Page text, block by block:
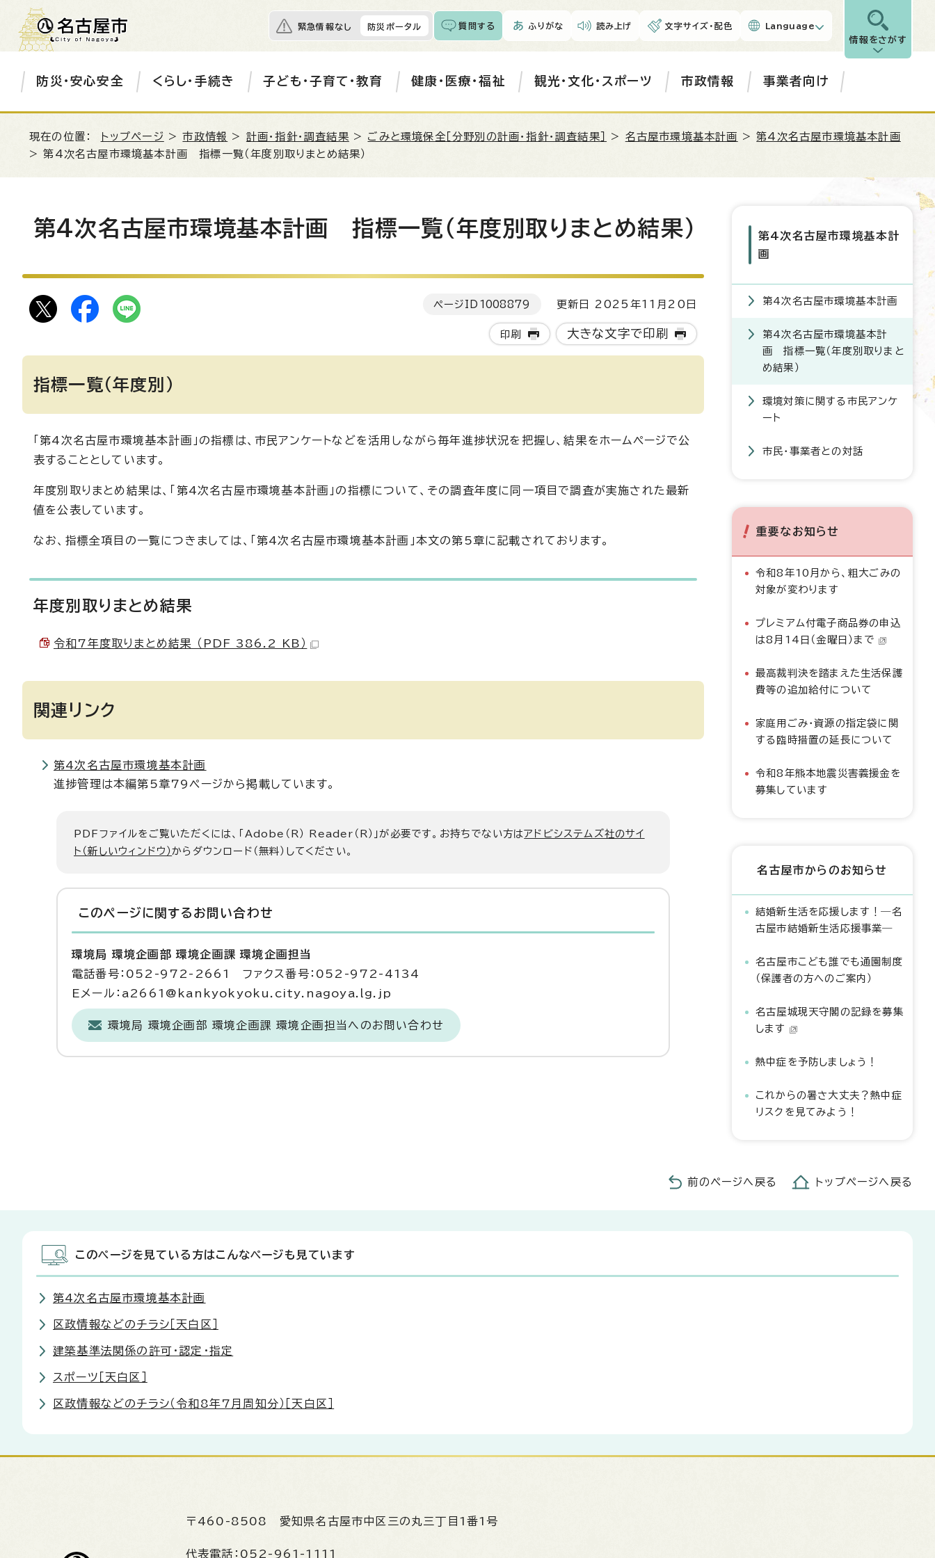
緊急情報なし 防災ポータル 質問する ふりがな 読み上げ 文字サイズ・配色 Language
情報をさがす
防災・安心安全 くらし・手続き 子ども・子育て・教育 健康・医療・福祉 観光・文化・スポーツ 市政情報 事業者向け
現在の位置： トップページ >市政情報 > 計画・指針・調査結果 > ごみと環境保全［分野別の計画・指針・調査結果］ > 名古屋市環境基本計画 >第4次名古屋市環境基本計画
> 第4次名古屋市環境基本計画 指標一覧（年度別取りまとめ結果）
第4次名古屋市環境基本計画 指標一覧（年度別取りまとめ結果）
ページID 1008879 更新日 2025年11月20日
印刷 大きな文字で印刷
指標一覧（年度別）
「第4次名古屋市環境基本計画」の指標は、市民アンケートなどを活用しながら毎年進捗状況を把握し、結果をホームページで公
表することとしています。
年度別取りまとめ結果は、「第4次名古屋市環境基本計画」の指標について、その調査年度に同一項目で調査が実施された最新
値を公表しています。
なお、指標全項目の一覧につきましては、「第4次名古屋市環境基本計画」本文の第5章に記載されております。
年度別取りまとめ結果
令和7年度取りまとめ結果 （PDF 386.2 KB）
関連リンク
第4次名古屋市環境基本計画
進捗管理は本編第5章79ページから掲載しています。
PDFファイルをご覧いただくには、「Adobe（R） Reader（R）」が必要です。お持ちでない方はアドビシステムズ社のサイ
ト（新しいウィンドウ）からダウンロード（無料）してください。
このページに関する お問い合わせ
環境局 環境企画部 環境企画課 環境企画担当
電話番号：052-972-2661 ファクス番号：052-972-4134
Eメール：a2661@kankyokyoku.city.nagoya.lg.jp
環境局 環境企画部 環境企画課 環境企画担当へのお問い合わせ
第4次名古屋市環境基本計
画
第4次名古屋市環境基本計画
第4次名古屋市環境基本計
画 指標一覧（年度別取りまと
め結果）
環境対策に関する市民アンケ
ート
市民・事業者との対話
重要なお知らせ
令和8年10月から、粗大ごみの
対象が変わります
プレミアム付電子商品券の申込
は8月14日（金曜日）まで
最高裁判決を踏まえた生活保護
費等の追加給付について
家庭用ごみ・資源の指定袋に関
する臨時措置の延長について
令和8年熊本地震災害義援金を
募集しています
名古屋市からのお知らせ
結婚新生活を応援します！―名
古屋市結婚新生活応援事業―
名古屋市こども誰でも通園制度
（保護者の方へのご案内）
名古屋城現天守閣の記録を募集
します
熱中症を予防しましょう！
これからの暑さ大丈夫？熱中症
リスクを見てみよう！
前のページへ戻る トップページへ戻る
このページを見ている方はこんなページも見ています
第4次名古屋市環境基本計画
区政情報などのチラシ［天白区］
建築基準法関係の許可・認定・指定
スポーツ［天白区］
区政情報などのチラシ（令和8年7月周知分）［天白区］
〒460-8508 愛知県名古屋市中区三の丸三丁目1番1号
代表電話： 052-961-1111